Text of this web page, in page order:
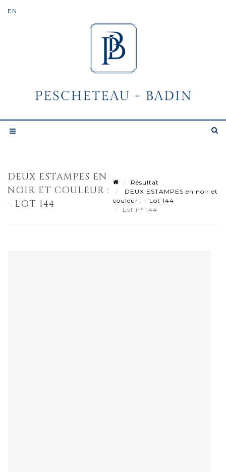
DEUX ESTAMPES EN
NOIR ET COULEUR :
- LOT 144
Résultat
DEUX ESTAMPES en noir et
couleur : - Lot 144
Lot n° 144